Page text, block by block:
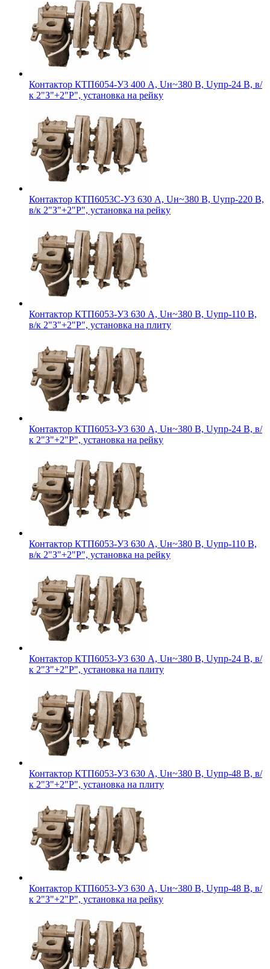
Контактор КТП6054-У3 400 А, Uн~380 В, Uупр-24 В, в/
к 2"З"+2"Р", установка на рейку
Контактор КТП6053С-У3 630 А, Uн~380 В, Uупр-220 В,
в/к 2"З"+2"Р", установка на рейку
Контактор КТП6053-У3 630 А, Uн~380 В, Uупр-110 В,
в/к 2"З"+2"Р", установка на плиту
Контактор КТП6053-У3 630 А, Uн~380 В, Uупр-24 В, в/
к 2"З"+2"Р", установка на рейку
Контактор КТП6053-У3 630 А, Uн~380 В, Uупр-110 В,
в/к 2"З"+2"Р", установка на рейку
Контактор КТП6053-У3 630 А, Uн~380 В, Uупр-24 В, в/
к 2"З"+2"Р", установка на плиту
Контактор КТП6053-У3 630 А, Uн~380 В, Uупр-48 В, в/
к 2"З"+2"Р", установка на плиту
Контактор КТП6053-У3 630 А, Uн~380 В, Uупр-48 В, в/
к 2"З"+2"Р", установка на рейку